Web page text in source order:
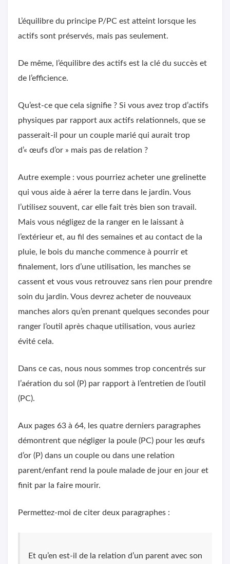
L’équilibre du principe P/PC est atteint lorsque les
actifs sont préservés, mais pas seulement.
De même, l’équilibre des actifs est la clé du succès et
de l’efficience.
Qu’est-ce que cela signifie ? Si vous avez trop d’actifs
physiques par rapport aux actifs relationnels, que se
passerait-il pour un couple marié qui aurait trop
d’« œufs d’or » mais pas de relation ?
Autre exemple : vous pourriez acheter une grelinette
qui vous aide à aérer la terre dans le jardin. Vous
l’utilisez souvent, car elle fait très bien son travail.
Mais vous négligez de la ranger en le laissant à
l’extérieur et, au fil des semaines et au contact de la
pluie, le bois du manche commence à pourrir et
finalement, lors d’une utilisation, les manches se
cassent et vous vous retrouvez sans rien pour prendre
soin du jardin. Vous devrez acheter de nouveaux
manches alors qu’en prenant quelques secondes pour
ranger l’outil après chaque utilisation, vous auriez
évité cela.
Dans ce cas, nous nous sommes trop concentrés sur
l’aération du sol (P) par rapport à l’entretien de l’outil
(PC).
Aux pages 63 à 64, les quatre derniers paragraphes
démontrent que négliger la poule (PC) pour les œufs
d’or (P) dans un couple ou dans une relation
parent/enfant rend la poule malade de jour en jour et
finit par la faire mourir.
Permettez-moi de citer deux paragraphes :
Et qu’en est-il de la relation d’un parent avec son